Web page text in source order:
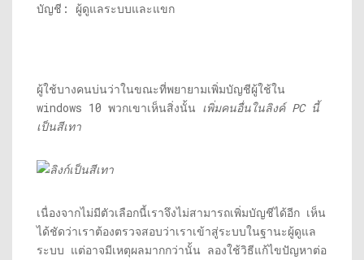
บัญชี: ผู้ดูแลระบบและแขก
ผู้ใช้บางคนบ่นว่าในขณะที่พยายามเพิ่มบัญชีผู้ใช้ใน
windows 10 พวกเขาเห็นสิ่งนั้น เพิ่มคนอื่นในลิงค์ PC นี้
เป็นสีเทา
เนื่องจากไม่มีตัวเลือกนี้เราจึงไม่สามารถเพิ่มบัญชีได้อีก เห็น
ได้ชัดว่าเราต้องตรวจสอบว่าเราเข้าสู่ระบบในฐานะผู้ดูแล
ระบบ แต่อาจมีเหตุผลมากกว่านั้น ลองใช้วิธีแก้ไขปัญหาต่อ